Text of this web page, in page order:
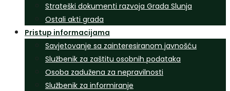
Strateški dokumenti razvoja Grada Slunja
Ostali akti grada
Pristup informacijama
Savjetovanje sa zainteresiranom javnošću
Službenik za zaštitu osobnih podataka
Osoba zadužena za nepravilnosti
Službenik za informiranje